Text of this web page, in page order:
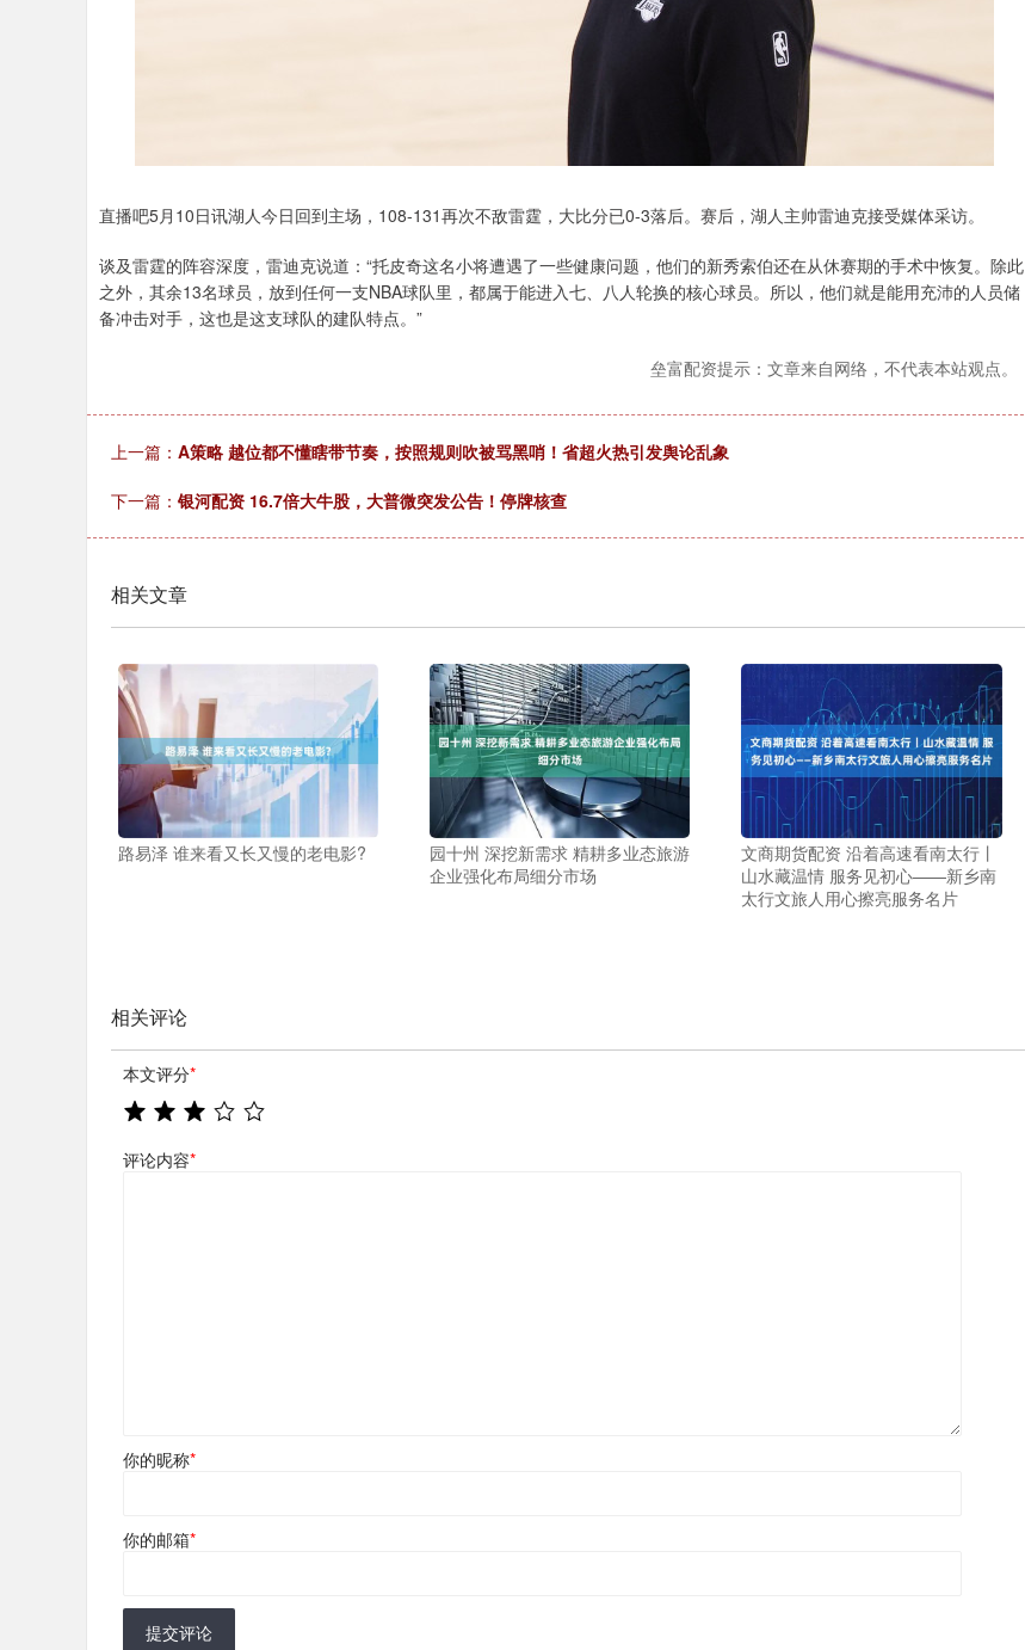
直播吧5月10日讯湖人今日回到主场，108-131再次不敌雷霆，大比分已0-3落后。赛后，湖人主帅雷迪克接受媒体采访。
谈及雷霆的阵容深度，雷迪克说道：“托皮奇这名小将遭遇了一些健康问题，他们的新秀索伯还在从休赛期的手术中恢复。除此
之外，其余13名球员，放到任何一支NBA球队里，都属于能进入七、八人轮换的核心球员。所以，他们就是能用充沛的人员储
备冲击对手，这也是这支球队的建队特点。”
垒富配资提示：文章来自网络，不代表本站观点。
上一篇： A策略 越位都不懂瞎带节奏，按照规则吹被骂黑哨！省超火热引发舆论乱象
下一篇： 银河配资 16.7倍大牛股，大普微突发公告！停牌核查
相关文章
路易泽 谁来看又长又慢的老电影?
园十州 深挖新需求 精耕多业态旅游
企业强化布局细分市场
文商期货配资 沿着高速看南太行丨
山水藏温情 服务见初心——新乡南
太行文旅人用心擦亮服务名片
相关评论
本文评分*
评论内容*
你的昵称*
你的邮箱*
提交评论